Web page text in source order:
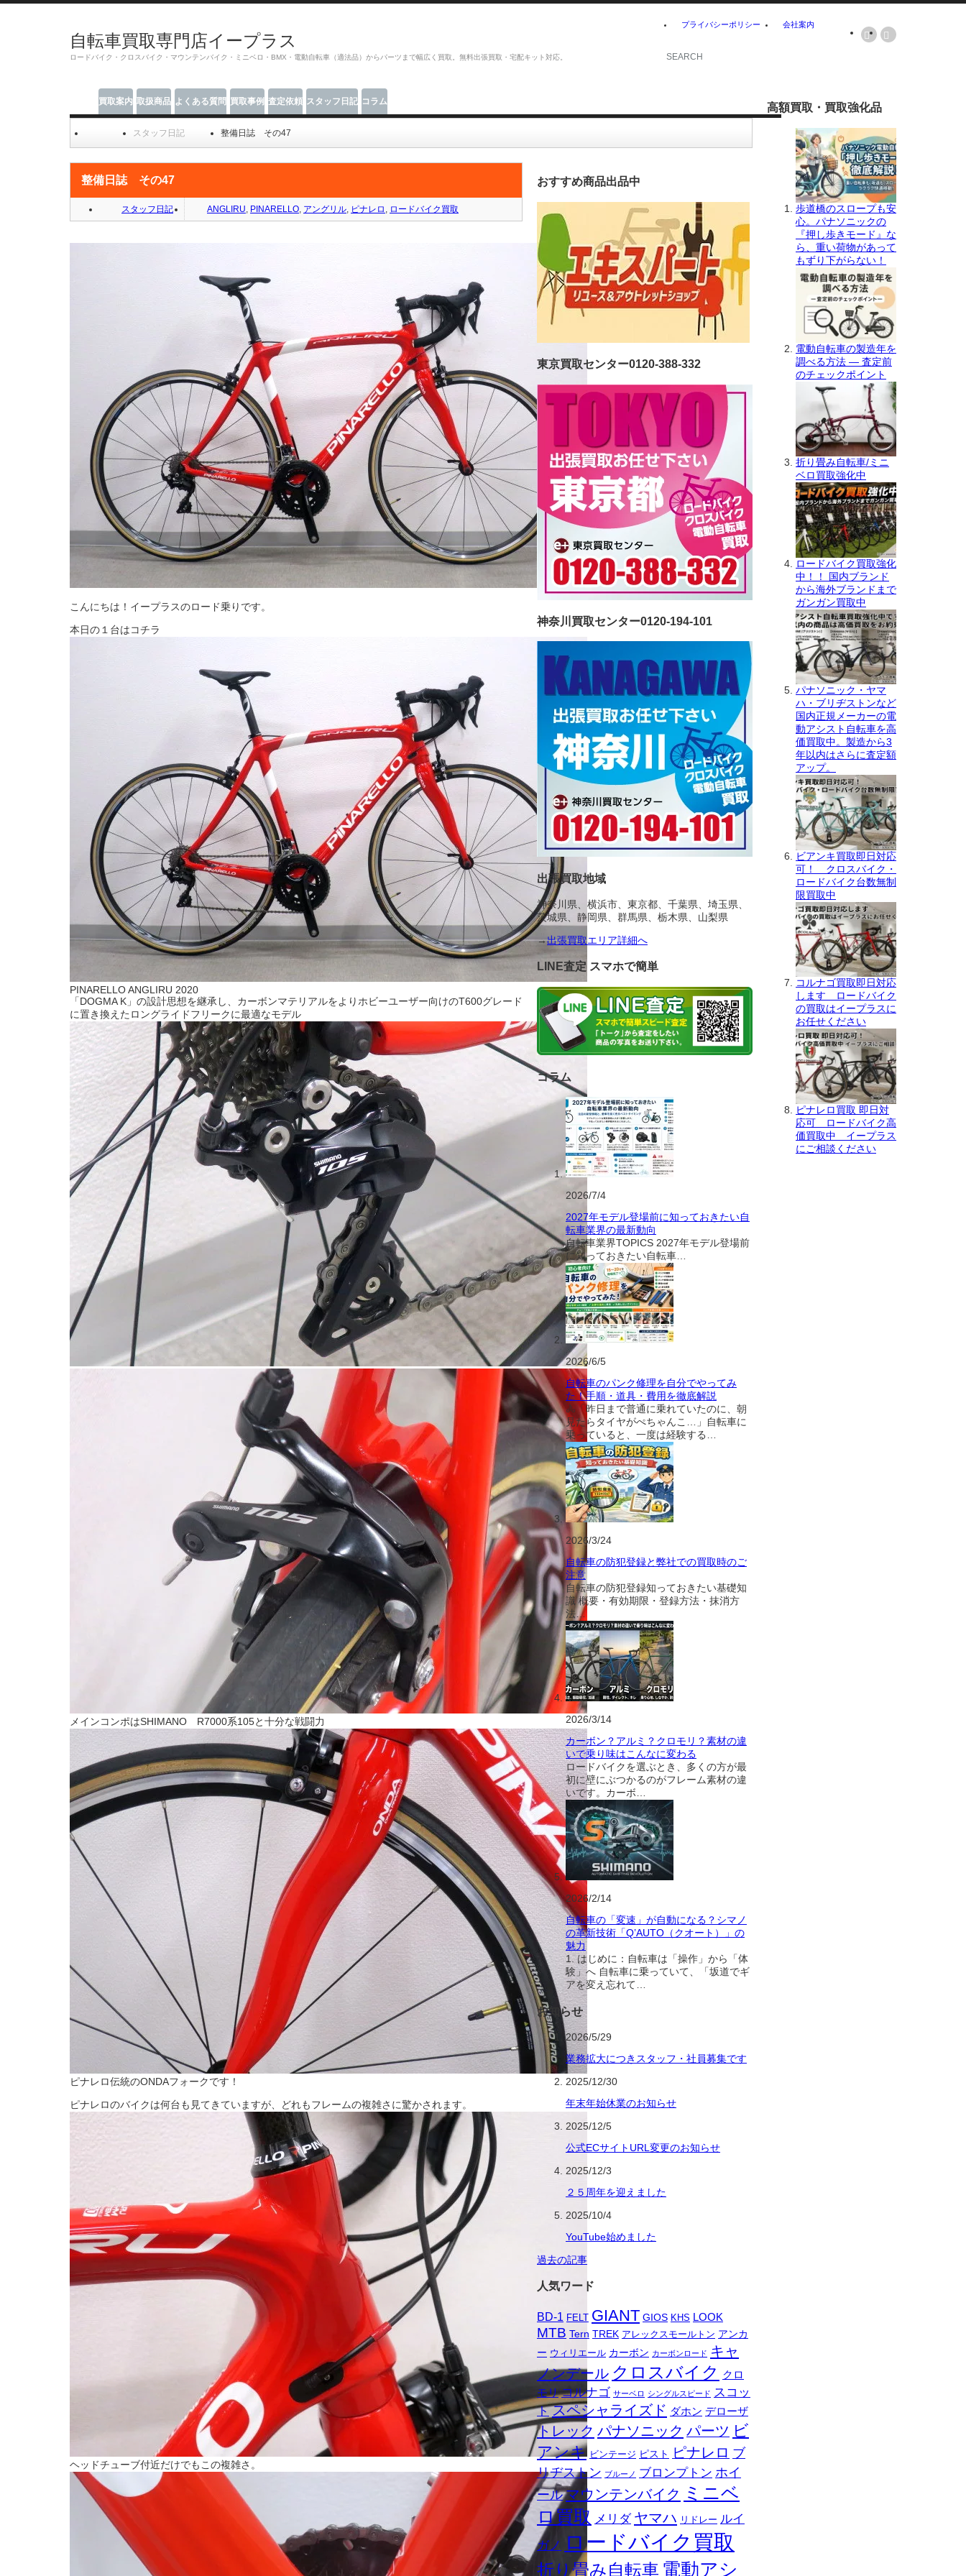
自転車買取専門店イープラス
ロードバイク・クロスバイク・マウンテンバイク・ミニベロ・BMX・電動自転車（適法品）からパーツまで幅広く買取。無料出張買取・宅配キット対応。
プライバシーポリシー 会社案内
買取案内 取扱商品 よくある質問 買取事例 査定依頼 スタッフ日記 コラム
スタッフ日記 整備日誌 その47
整備日誌 その47
スタッフ日記 ANGLIRU, PINARELLO, アングリル, ピナレロ , ロードバイク買取
こんにちは！イープラスのロード乗りです。
本日の１台はコチラ
PINARELLO ANGLIRU 2020
「DOGMA K」の設計思想を継承し、カーボンマテリアルをよりホビーユーザー向けのT600グレード
に置き換えたロングライドフリークに最適なモデル
メインコンポはSHIMANO R7000系105と十分な戦闘力
ピナレロ伝統のONDAフォークです！
ピナレロのバイクは何台も見てきていますが、どれもフレームの複雑さに驚かされます。
ヘッドチューブ付近だけでもこの複雑さ。
おすすめ商品出品中
東京買取センター0120-388-332
神奈川買取センター0120-194-101
出張買取地域
神奈川県、横浜市、東京都、千葉県、埼玉県、
茨城県、静岡県、群馬県、栃木県、山梨県
→出張買取エリア詳細へ
LINE査定 スマホで簡単
コラム
2026/7/4
2027年モデル登場前に知っておきたい自
転車業界の最新動向
自転車業界TOPICS 2027年モデル登場前
に知っておきたい自転車…
2026/6/5
自転車のパンク修理を自分でやってみ
た！手順・道具・費用を徹底解説
🚴「昨日まで普通に乗れていたのに、朝
見たらタイヤがぺちゃんこ…」自転車に
乗っていると、一度は経験する…
2026/3/24
自転車の防犯登録と弊社での買取時のご
注意
自転車の防犯登録知っておきたい基礎知
識 概要・有効期限・登録方法・抹消方
法…
2026/3/14
カーボン？アルミ？クロモリ？素材の違
いで乗り味はこんなに変わる
ロードバイクを選ぶとき、多くの方が最
初に壁にぶつかるのがフレーム素材の違
いです。カーボ…
2026/2/14
自転車の「変速」が自動になる？シマノ
の革新技術「Q’AUTO（クオート）」の
魅力
1. はじめに：自転車は「操作」から「体
験」へ 自転車に乗っていて、「坂道でギ
アを変え忘れて…
お知らせ
2026/5/29
業務拡大につきスタッフ・社員募集です
2025/12/30
年末年始休業のお知らせ
2025/12/5
公式ECサイトURL変更のお知らせ
2025/12/3
２５周年を迎えました
2025/10/4
YouTube始めました
過去の記事
人気ワード
BD-1 FELT GIANT GIOS KHS LOOK
MTB Tern TREK アレックスモールトン アンカ
ー ウィリエール カーボン カーボンロード キャ
ノンデール クロスバイク
クロ
モリ コルナゴ サーベロ シングルスピード スコッ
ト スペシャライズド ダホン デローザ
トレック パナソニック パーツ ビ
アンキ ビンテージ ピスト ピナレロ ブ
リヂストン ブルーノ ブロンプトン ホイ
ール マウンテンバイク ミニベ
ロ買取 メリダ ヤマハ リドレー ルイ
ガノ ロードバイク買取
折り畳み自転車 電動アシ
高額買取・買取強化品
歩道橋のスロープも安
心。パナソニックの
『押し歩きモード』な
ら、重い荷物があって
もずり下がらない！
電動自転車の製造年を
調べる方法 ― 査定前
のチェックポイント
折り畳み自転車/ミニ
ベロ買取強化中
ロードバイク買取強化
中！！ 国内ブランド
から海外ブランドまで
ガンガン買取中
パナソニック・ヤマ
ハ・ブリヂストンなど
国内正規メーカーの電
動アシスト自転車を高
価買取中。製造から3
年以内はさらに査定額
アップ。
ビアンキ買取即日対応
可！ クロスバイク・
ロードバイク台数無制
限買取中
コルナゴ買取即日対応
します ロードバイク
の買取はイープラスに
お任せください
ピナレロ買取 即日対
応可 ロードバイク高
価買取中 イープラス
にご相談ください